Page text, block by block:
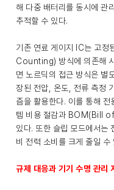
해 다중 배터리를 동시에 관
추적할 수 있다.
기존 연료 게이지 IC는 고
Counting) 방식에 의존해
면 노르딕의 접근 방식은
장된 전압, 온도, 전류 측정
즘을 활용한다. 이를 통해
템 비용 절감과 BOM(Bill
있다. 또한 슬립 모드에서는
비 전력 소비를 크게 줄일 수
규제 대응과 기기 수명 관리